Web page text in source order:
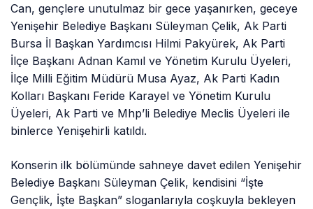
Can, gençlere unutulmaz bir gece yaşanırken, geceye
Yenişehir Belediye Başkanı Süleyman Çelik, Ak Parti
Bursa İl Başkan Yardımcısı Hilmi Pakyürek, Ak Parti
İlçe Başkanı Adnan Kamıl ve Yönetim Kurulu Üyeleri,
İlçe Milli Eğitim Müdürü Musa Ayaz, Ak Parti Kadın
Kolları Başkanı Feride Karayel ve Yönetim Kurulu
Üyeleri, Ak Parti ve Mhp’li Belediye Meclis Üyeleri ile
binlerce Yenişehirli katıldı.
Konserin ilk bölümünde sahneye davet edilen Yenişehir
Belediye Başkanı Süleyman Çelik, kendisini “İşte
Gençlik, İşte Başkan” sloganlarıyla coşkuyla bekleyen